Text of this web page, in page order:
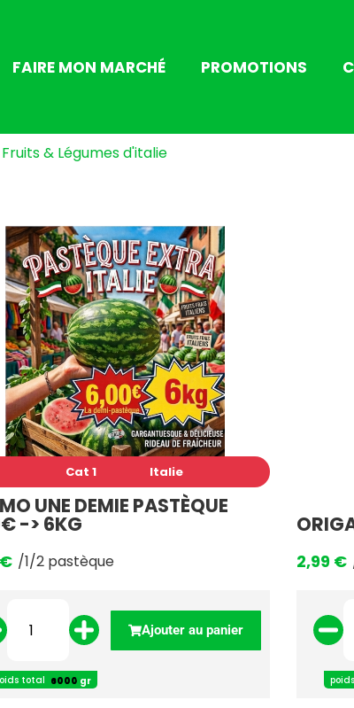
FAIRE MON MARCHÉ PROMOTIONS
Fruits & Légumes d'italie
Cat 1 Italie
UNE DEMIE PASTÈQUE
-> 6KG
€ /1/2 pastèque
total gr
Ajouter au panier
2,99 €